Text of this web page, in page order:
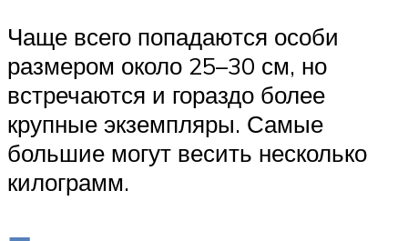
Чаще всего попадаются особи
размером около 25–30 см, но
встречаются и гораздо более
крупные экземпляры. Самые
большие могут весить несколько
килограмм.